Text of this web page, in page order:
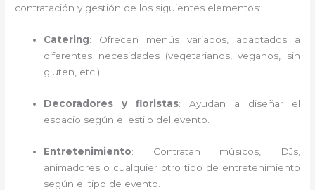
contratación y gestión de los siguientes elementos:
Catering: Ofrecen menús variados, adaptados a
diferentes necesidades (vegetarianos, veganos, sin
gluten, etc.).
Decoradores y floristas: Ayudan a diseñar el
espacio según el estilo del evento.
Entretenimiento: Contratan músicos, DJs,
animadores o cualquier otro tipo de entretenimiento
según el tipo de evento.